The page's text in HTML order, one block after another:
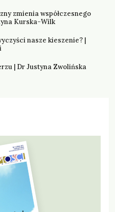
zmienia współczesnego
Kurska-Wilk
nasze kieszenie? |
| Dr Justyna Zwolińska